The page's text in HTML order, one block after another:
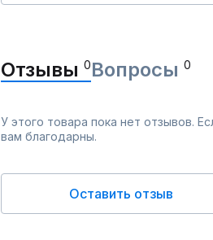
Отзывы 0Вопросы 0
У этого товара пока нет отзывов.
вам благодарны.
Оставить отзыв